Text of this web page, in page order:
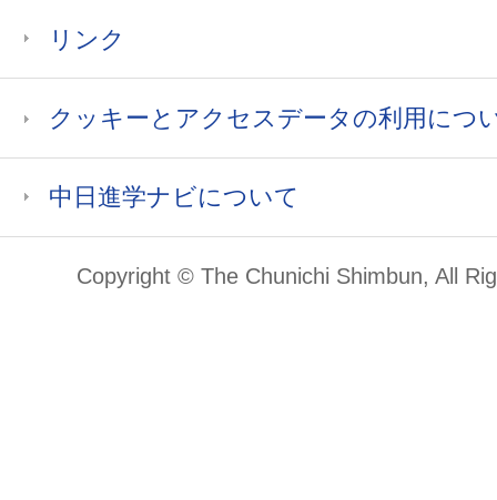
リンク
クッキーとアクセスデータの利用につ
中日進学ナビについて
Copyright © The Chunichi Shimbun, All